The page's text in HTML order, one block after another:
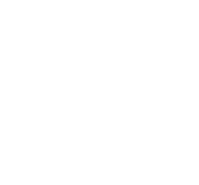
Настольная игра Hobby